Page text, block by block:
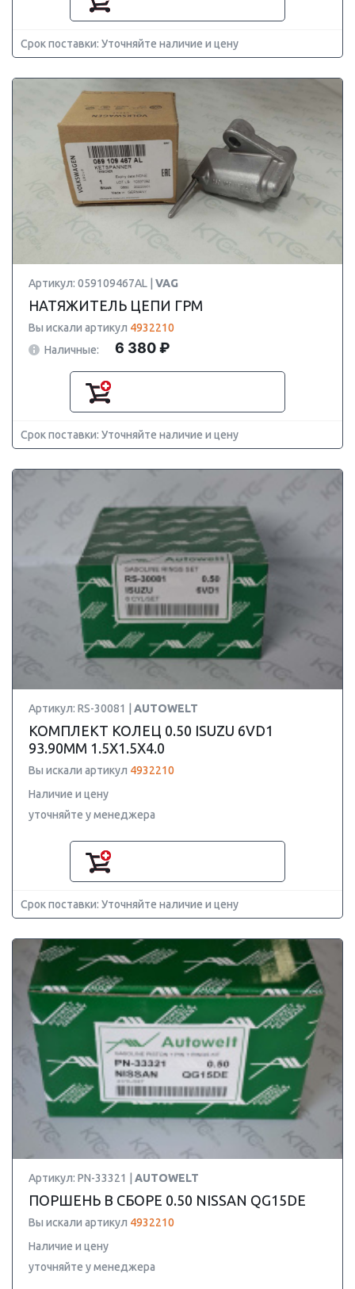
Срок поставки: Уточняйте наличие и цену
Артикул: 059109467AL | VAG
НАТЯЖИТЕЛЬ ЦЕПИ ГРМ
Вы искали артикул 4932210
Наличные:
6 380 ₽
Срок поставки: Уточняйте наличие и цену
Артикул: RS-30081 | AUTOWELT
КОМПЛЕКТ КОЛЕЦ 0.50 ISUZU 6VD1
93.90MM 1.5X1.5X4.0
Вы искали артикул 4932210
Наличие и цену
уточняйте у менеджера
Срок поставки: Уточняйте наличие и цену
Артикул: PN-33321 | AUTOWELT
ПОРШЕНЬ В СБОРЕ 0.50 NISSAN QG15DE
Вы искали артикул 4932210
Наличие и цену
уточняйте у менеджера